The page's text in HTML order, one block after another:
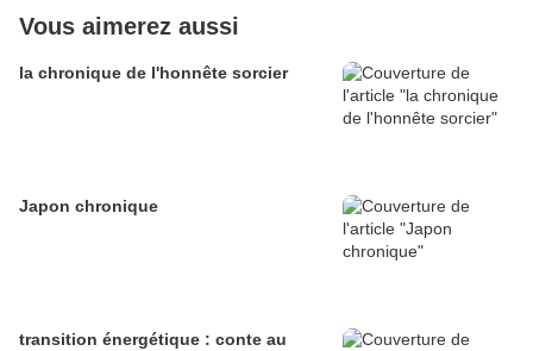
Vous aimerez aussi
la chronique de l'honnête sorcier
Japon chronique
transition énergétique : conte au